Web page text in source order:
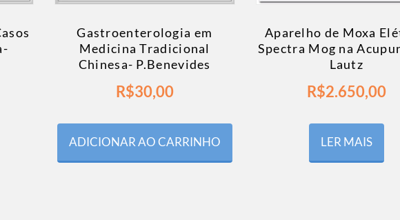
Gastroenterologia em
Medicina Tradicional
Chinesa- P.Benevides
R$30,00
ADICIONAR AO CARRINHO
Aparelho de Moxa
Spectra Mog na
Lautz
R$2.650,00
LER MAIS